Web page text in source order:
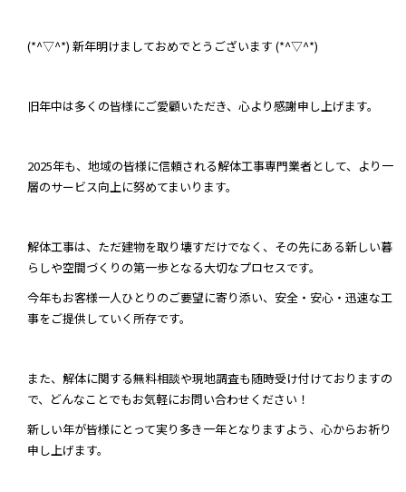
(*^▽^*) 新年明けましておめでとうございます (*^▽^*)
旧年中は多くの皆様にご愛顧いただき、心より感謝申し上げます。
2025年も、地域の皆様に信頼される解体工事専門業者として、より一
層のサービス向上に努めてまいります。
解体工事は、ただ建物を取り壊すだけでなく、その先にある新しい暮
らしや空間づくりの第一歩となる大切なプロセスです。
今年もお客様一人ひとりのご要望に寄り添い、安全・安心・迅速な工
事をご提供していく所存です。
また、解体に関する無料相談や現地調査も随時受け付けておりますの
で、どんなことでもお気軽にお問い合わせください！
新しい年が皆様にとって実り多き一年となりますよう、心からお祈り
申し上げます。